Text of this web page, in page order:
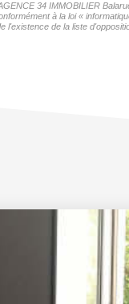
34 IMMOBILIER
à la loi «
de la liste